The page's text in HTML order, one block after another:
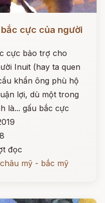
cực của người
cực bảo trợ cho
Inuit (hay ta quen
khẩn ông phù hộ
lợi, dù một trong
là... gấu bắc cực
đọc
mỹ - bắc mỹ